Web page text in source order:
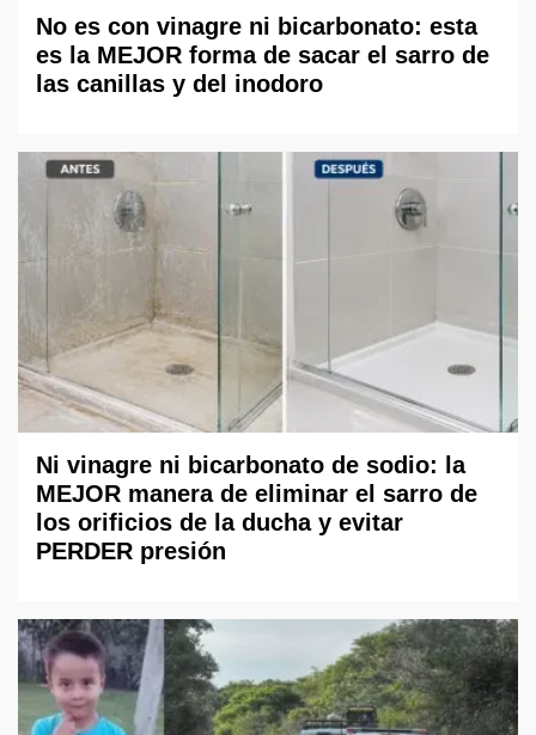
No es con vinagre ni bicarbonato: esta
es la MEJOR forma de sacar el sarro de
las canillas y del inodoro
Ni vinagre ni bicarbonato de sodio: la
MEJOR manera de eliminar el sarro de
los orificios de la ducha y evitar
PERDER presión